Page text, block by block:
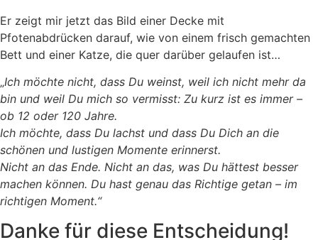
Er zeigt mir jetzt das Bild einer Decke mit
Pfotenabdrücken darauf, wie von einem frisch gemachten
Bett und einer Katze, die quer darüber gelaufen ist…
„Ich möchte nicht, dass Du weinst, weil ich nicht mehr da
bin und weil Du mich so vermisst: Zu kurz ist es immer –
ob 12 oder 120 Jahre.
Ich möchte, dass Du lachst und dass Du Dich an die
schönen und lustigen Momente erinnerst.
Nicht an das Ende. Nicht an das, was Du hättest besser
machen können. Du hast genau das Richtige getan – im
richtigen Moment.“
Danke für diese Entscheidung!